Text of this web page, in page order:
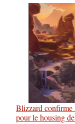
Blizzard confirme
pour le housing